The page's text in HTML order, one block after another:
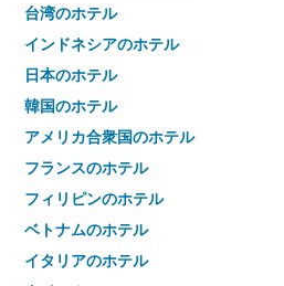
台湾のホテル
インドネシアのホテル
日本のホテル
韓国のホテル
アメリカ合衆国のホテル
フランスのホテル
フィリピンのホテル
ベトナムのホテル
イタリアのホテル